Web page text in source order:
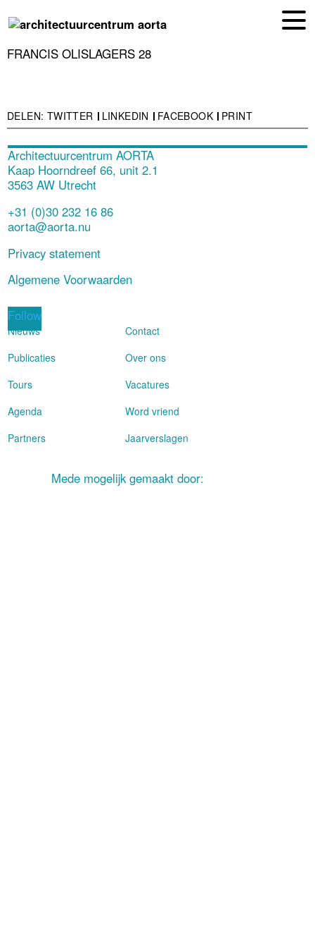
EN
NL
FRANCIS OLISLAGERS 28
DELEN: TWITTER LINKEDIN FACEBOOK PRINT
Architectuurcentrum AORTA
Kaap Hoorndreef 66, unit 2.1
3563 AW Utrecht
+31 (0)30 232 16 86
aorta@aorta.nu
Privacy statement
Algemene Voorwaarden
Follow
Nieuws
Publicaties
Tours
Agenda
Partners
Contact
Over ons
Vacatures
Word vriend
Jaarverslagen
Mede mogelijk gemaakt door: